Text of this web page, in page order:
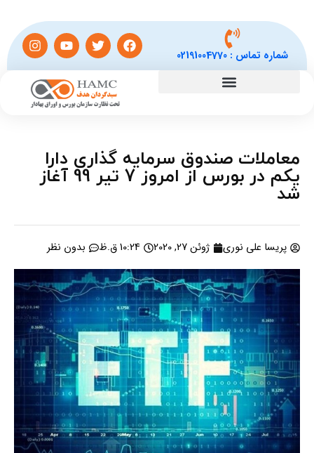
شماره تماس :02191004770
معاملات صندوق سرمایه گذاری دارا
یکم در بورس از امروز 7 تیر 99 آغاز
شد
پریسا علی نوری ژوئن 27, 2020 10:24 ق.ظ بدون نظر